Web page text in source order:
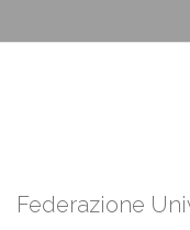
Federazione